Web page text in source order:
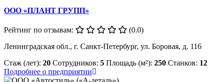
ООО «ПЛАНТ ГРУПП»
Рейтинг по отзывам:
(0.0)
Ленинградская обл., г. Санкт-Петербург, ул. Боровая, д. 116
Стаж (лет): 20 Сотрудников: 5 Площадь (м²): 250 Станков: 12
Подробнее о предприятии